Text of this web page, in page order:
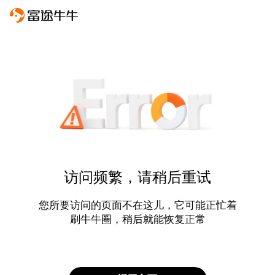
访问频繁，请稍后重试
您所要访问的页面不在这儿，它可能正忙着
刷牛牛圈，稍后就能恢复正常